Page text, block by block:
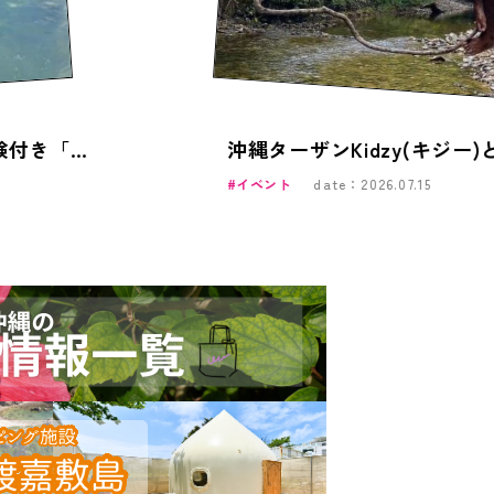
【夏休みの沖縄旅行】子連れ・家族旅行でも安心！体験付き「わいわいファミリー沖縄」おすすめ完全ガイド
イベント date：2026.07.15